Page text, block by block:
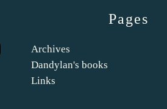
Pages
Archives
Dandylan's books
Links